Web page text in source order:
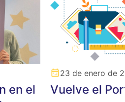
en el
23 de enero de
Vuelve el